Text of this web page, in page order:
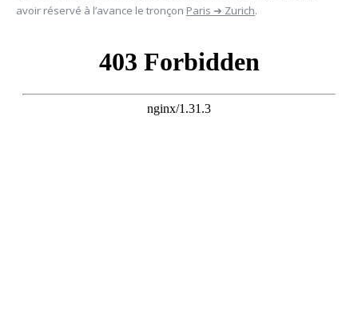
avoir réservé à l’avance le tronçon Paris ➔ Zurich.